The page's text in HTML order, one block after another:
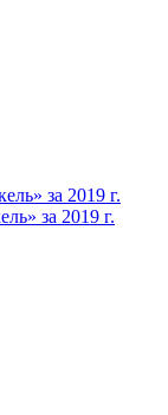
за 2019 г.
за 2019 г.